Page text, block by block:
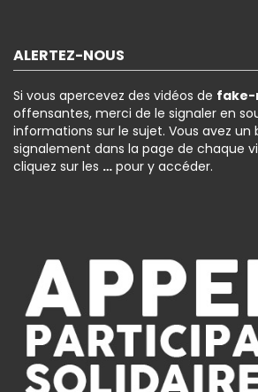
ALERTEZ-NOUS
Si vous apercevez des vidéos de fake-
offensantes, merci de le signaler en
informations sur le sujet. Vous avez un
signalement dans la page de chaque
cliquez sur les … pour y accéder.